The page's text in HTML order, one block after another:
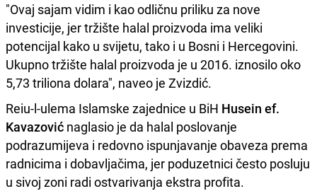
"Ovaj sajam vidim i kao odličnu priliku za nove
investicije, jer tržište halal proizvoda ima veliki
potencijal kako u svijetu, tako i u Bosni i Hercegovini.
Ukupno tržište halal proizvoda je u 2016. iznosilo oko
5,73 triliona dolara", naveo je Zvizdić.
Reiu-l-ulema Islamske zajednice u BiH Husein ef.
Kavazović naglasio je da halal poslovanje
podrazumijeva i redovno ispunjavanje obaveza prema
radnicima i dobavljačima, jer poduzetnici često posluju
u sivoj zoni radi ostvarivanja ekstra profita.